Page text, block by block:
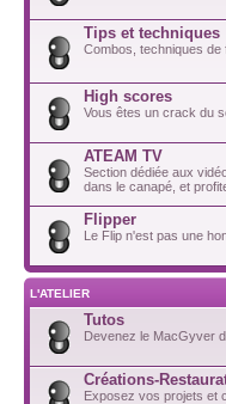
Tips et techniques
Combos, techniques
High scores
Vous êtes un crack du
ATEAM TV
Section dédiée aux
dans le canapé, et
Flipper
Le Flip n'est pas une
L'ATELIER
Tutos
Devenez le MacGyver
Créations-
Exposez vos projets et